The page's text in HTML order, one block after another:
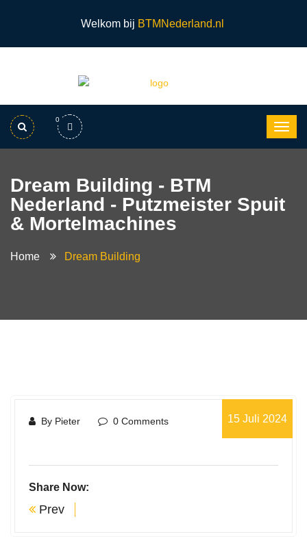
Welkom bij BTMNederland.nl
0
Dream Building - BTM
Nederland - Putzmeister Spuit
& Mortelmachines
Home Dream Building
15 Juli 2024
By Pieter 0 Comments
Share Now:
Prev